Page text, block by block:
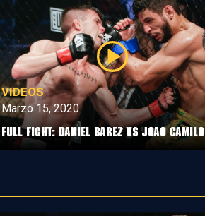
VIDEOS
Marzo 15, 2020
Full Fight: Daniel Barez vs Joao Camilo